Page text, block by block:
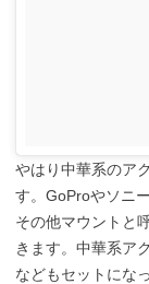
やはり中華系のア
す。GoProやソニ
その他マウントと
きます。中華系ア
などもセットにな